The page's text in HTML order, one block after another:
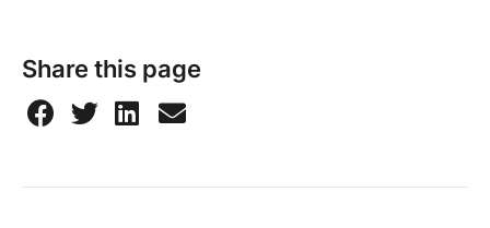
Share this page